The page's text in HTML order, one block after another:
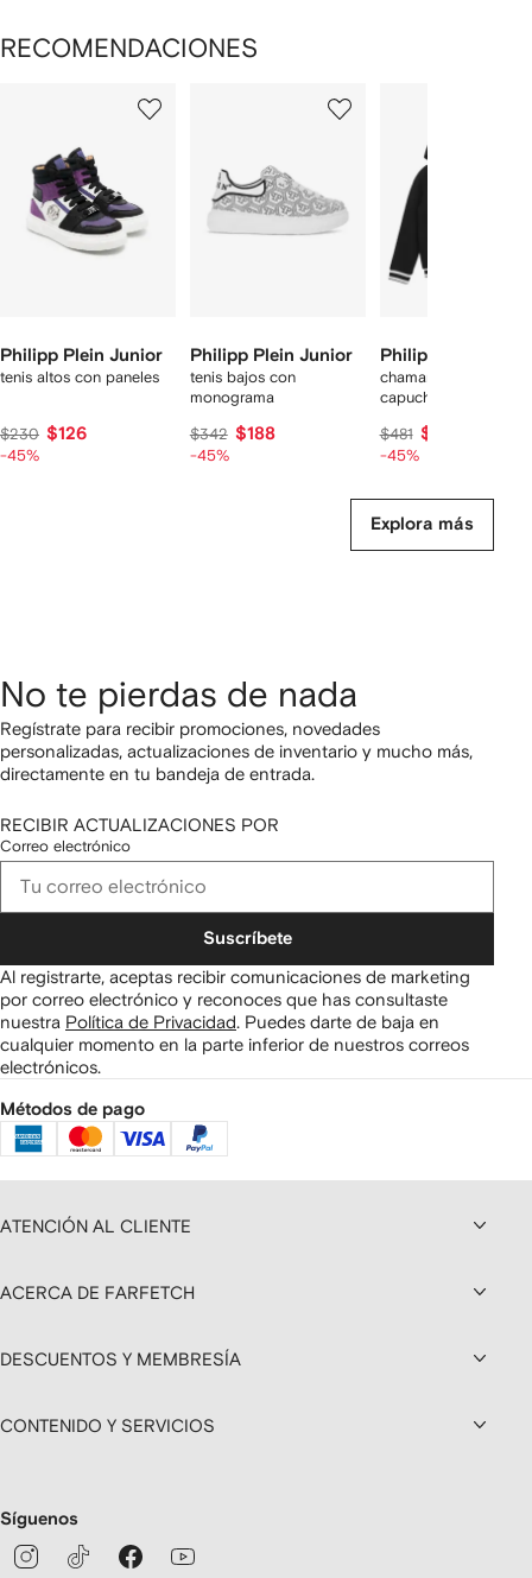
RECOMENDACIONES
Philipp Plein Junior
tenis altos con paneles
$230 $126
-45%
Philipp Plein Junior
tenis bajos con
monograma
$342 $188
-45%
Philipp Plein
chamarra bomber
capucha
$481 $264
-45%
Explora más
No te pierdas de nada
Regístrate para recibir promociones, novedades
personalizadas, actualizaciones de inventario y mucho más,
directamente en tu bandeja de entrada.
RECIBIR ACTUALIZACIONES POR
Correo electrónico
Suscríbete
Al registrarte, aceptas recibir comunicaciones de marketing
por correo electrónico y reconoces que has consultaste
nuestra Política de Privacidad Puedes darte de baja en
cualquier momento en la parte inferior de nuestros correos
electrónicos.
Métodos de pago
ATENCIÓN AL CLIENTE
ACERCA DE FARFETCH
DESCUENTOS Y MEMBRESÍA
CONTENIDO Y SERVICIOS
Síguenos